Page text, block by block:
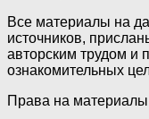
Все материалы на
источников,
авторским трудом и
ознакомительных
Права на